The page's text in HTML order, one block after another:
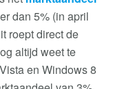
dan 5% (in april
roept direct de
altijd weet te
en Windows 8